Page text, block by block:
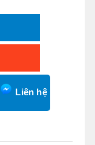
Liên hệ